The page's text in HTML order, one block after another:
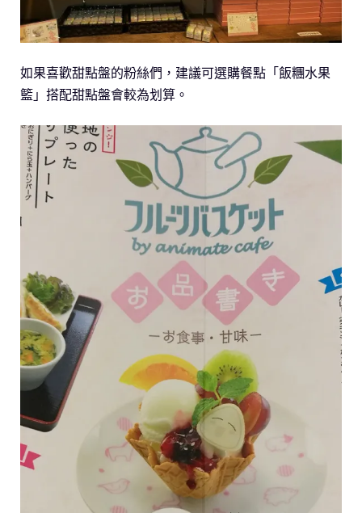
如果喜歡甜點盤的粉絲們，建議可選購餐點「飯糰水果
籃」搭配甜點盤會較為划算。